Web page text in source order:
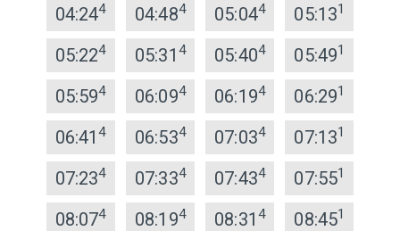
04:244 04:484 05:044 05:131
05:224 05:31 4 05:404 05:491
05:594 06:094 06:194 06:291
06:414 06:534 07:034 07:131
07:234 07:334 07:434 07:551
08:074 08:194 08:31 4 08:451